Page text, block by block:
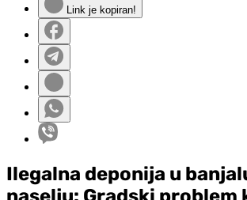
Link je kopiran!
Ilegalna deponija u